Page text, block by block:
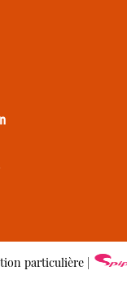
particulière |